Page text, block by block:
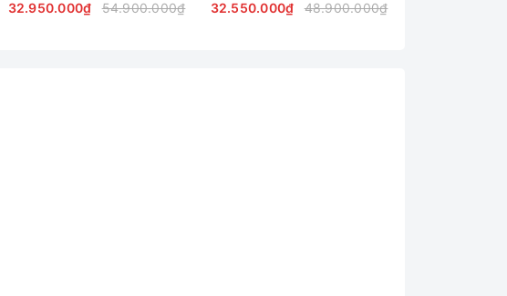
32.950.000₫
54.900.000₫
32.550.000₫
48.900.000₫